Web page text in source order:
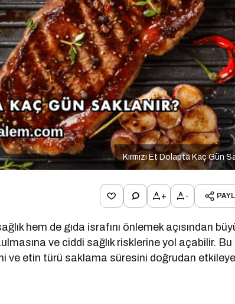
Kırmızı Et Dolapta Kaç Gün
+ -
hem de gıda israfını önlemek açısından
ve ciddi sağlık risklerine yol açabilir. Bu
ve etin türü saklama süresini doğrudan